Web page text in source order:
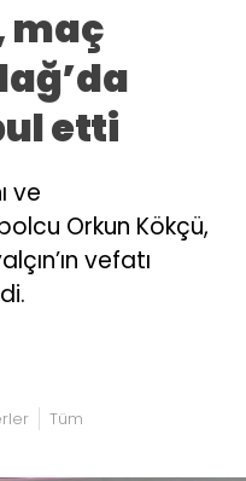
maç
etti
ve
Orkun Kökçü,
vefatı
Tüm